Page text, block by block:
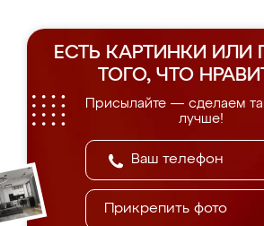
ЕСТЬ КАРТИНКИ ИЛИ
ТОГО, ЧТО
Присылайте — сделаем
лучше!
Прикрепить фото